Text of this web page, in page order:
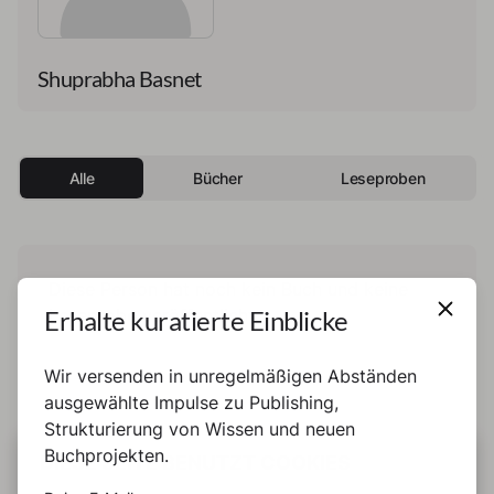
Shuprabha Basnet
Alle Bücher Leseproben
Leseprobe veröffentlicht.
DIESE SEITE BENUTZT COOKIES
Erhalte kuratierte Einblicke
Wir versenden in unregelmäßigen Abständen
ausgewählte Impulse zu Publishing,
Strukturierung von Wissen und neuen
Buchprojekten.